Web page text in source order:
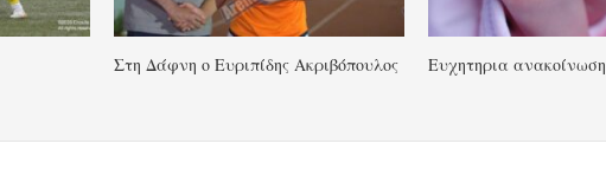
Στη Δάφνη ο Ευριπίδης Ακριβόπουλος Ευχητηρια ανακοίνωση